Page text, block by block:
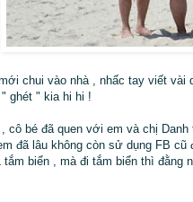
chui vào nhà , nhấc tay viết
ghét " kia hi hi !
cô bé đã quen với em và chị
đã lâu không còn sử dụng FB cũ
biển , mà đi tắm biển thì đằng